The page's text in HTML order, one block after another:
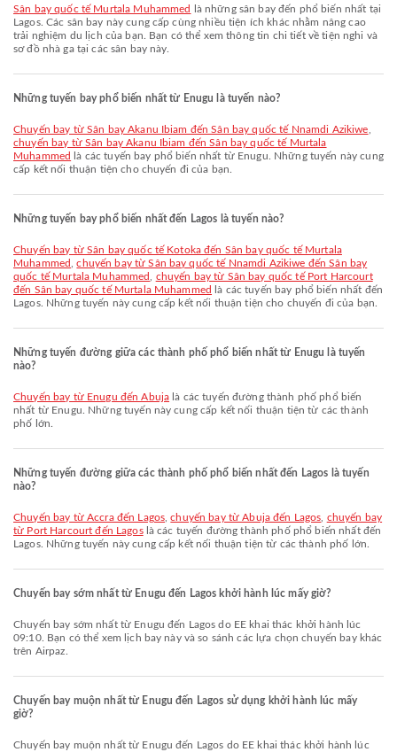
Sân bay quốc tế Murtala Muhammed
là những sân bay đến phổ biến nhất tại
Lagos. Các sân bay này cung cấp cùng nhiều tiện ích khác nhằm nâng cao
trải nghiệm du lịch của bạn. Bạn có thể xem thông tin chi tiết về tiện nghi và
sơ đồ nhà ga tại các sân bay này.
Những tuyến bay phổ biến nhất từ Enugu là tuyến nào?
chuyến bay từ Sân bay Akanu Ibiam đến Sân bay quốc tế Nnamdi Azikiwe
chuyến bay từ Sân bay Akanu Ibiam đến Sân bay quốc tế Murtala
Muhammed
là các tuyến bay phổ biến nhất từ Enugu. Những tuyến này cung
cấp kết nối thuận tiện cho chuyến đi của bạn.
Những tuyến bay phổ biến nhất đến Lagos là tuyến nào?
chuyến bay từ Sân bay quốc tế Kotoka đến Sân bay quốc tế Murtala
Muhammed
,chuyến bay từ Sân bay quốc tế Nnamdi Azikiwe đến Sân bay
quốc tế Murtala Muhammed
chuyến bay từ Sân bay quốc tế Port Harcourt
đến Sân bay quốc tế Murtala Muhammed
là các tuyến bay phổ biến nhất đến
Lagos. Những tuyến này cung cấp kết nối thuận tiện cho chuyến đi của bạn.
Những tuyến đường giữa các thành phố phổ biến nhất từ Enugu là tuyến
nào?
chuyến bay từ Enugu đến Abuja là các tuyến đường thành phố phổ biến
nhất từ Enugu. Những tuyến này cung cấp kết nối thuận tiện từ các thành
phố lớn.
Những tuyến đường giữa các thành phố phổ biến nhất đến Lagos là tuyến
nào?
chuyến bay từ Accra đến Lagos ,chuyến bay từ Abuja đến Lagos chuyến bay
từ Port Harcourt đến Lagoslà các tuyến đường thành phố phổ biến nhất đến
Lagos. Những tuyến này cung cấp kết nối thuận tiện từ các thành phố lớn.
Chuyến bay sớm nhất từ Enugu đến Lagos khởi hành lúc mấy giờ?
Chuyến bay sớm nhất từ Enugu đến Lagos do EE khai thác khởi hành lúc
09:10. Bạn có thể xem lịch bay này và so sánh các lựa chọn chuyến bay khác
trên Airpaz.
Chuyến bay muộn nhất từ Enugu đến Lagos sử dụng khởi hành lúc mấy
giờ?
Chuyến bay muộn nhất từ Enugu đến Lagos do EE khai thác khởi hành lúc